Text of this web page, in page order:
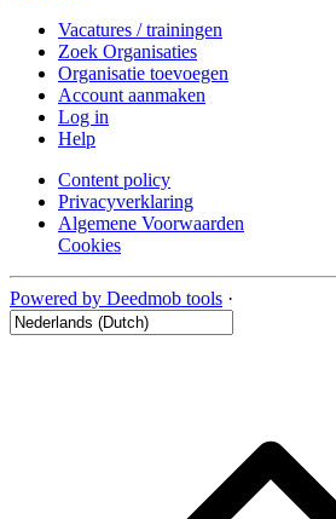
Vacatures / trainingen
Zoek Organisaties
Organisatie toevoegen
Account aanmaken
Log in
Help
Content policy
Privacyverklaring
Algemene Voorwaarden
Cookies
Powered by Deedmob tools ·